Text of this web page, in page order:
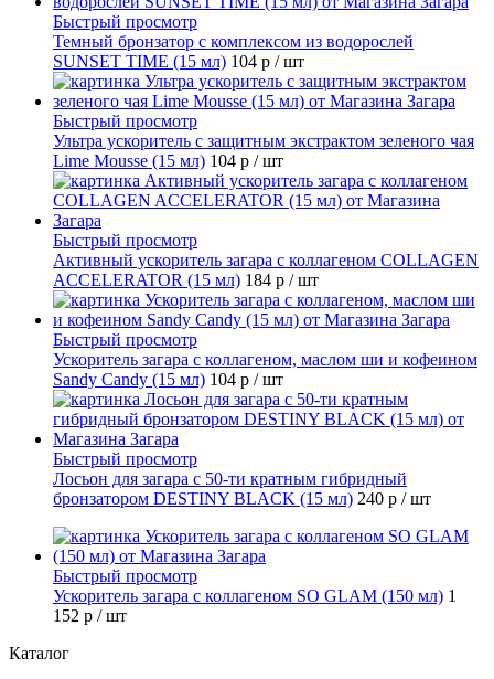
Быстрый просмотр
Темный бронзатор с комплексом из водорослей
SUNSET TIME (15 мл) 104 р / шт
Быстрый просмотр
Ультра ускоритель с защитным экстрактом зеленого чая
Lime Mousse (15 мл) 104 р / шт
Быстрый просмотр
Активный ускоритель загара с коллагеном COLLAGEN
ACCELERATOR (15 мл) 184 р / шт
Быстрый просмотр
Ускоритель загара с коллагеном, маслом ши и кофеином
Sandy Candy (15 мл) 104 р / шт
Быстрый просмотр
Лосьон для загара с 50-ти кратным гибридный
бронзатором DESTINY BLACK (15 мл) 240 р / шт
Быстрый просмотр
Ускоритель загара с коллагеном SO GLAM (150 мл) 1
152 р / шт
Каталог